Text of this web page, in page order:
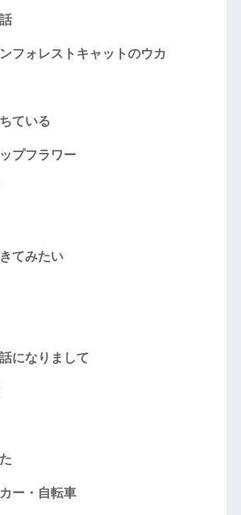
フォレストキャットのウカ
ている
プフラワー
てみたい
になりまして
ー・自転車